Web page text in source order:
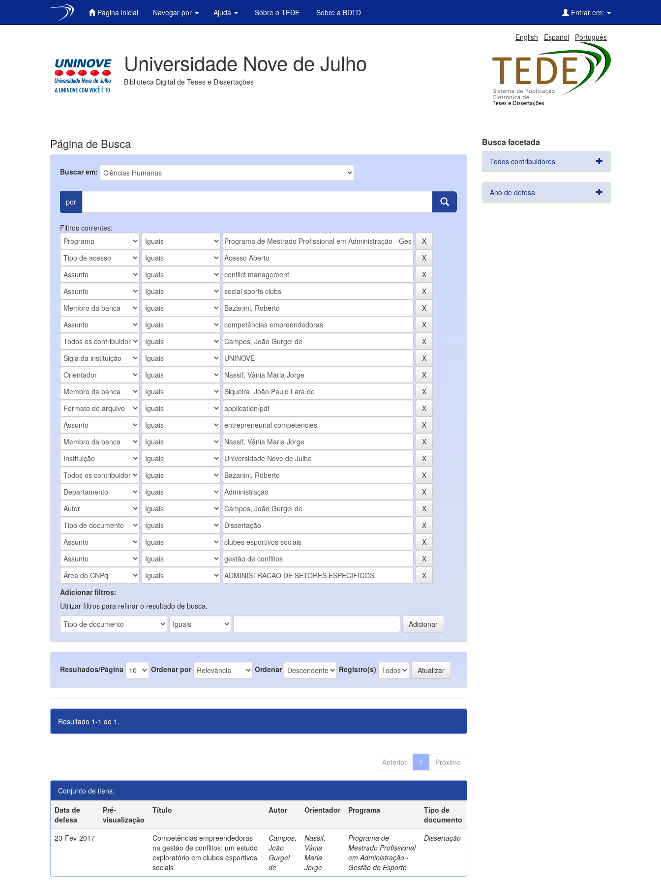
Página inicial Navegar por Ajuda Sobre o TEDE Sobre a BDTD Entrar em:
English Español Português
Universidade Nove de Julho
Biblioteca Digital de Teses e Dissertações
Página de Busca
Buscar em:
por
Filtros correntes:
Adicionar filtros:
Utilizar filtros para refinar o resultado de busca.
Resultados/Página Ordenar por Ordenar Registro(s)
Resultado 1-1 de 1.
Anterior 1 Próximo
Conjunto de itens:
Data de
defesa
Pré-
visualização
Título Autor Orientador Programa
Tipo de
documento
23-Fev-2017
Competências empreendedoras
na gestão de conflitos: um estudo
exploratório em clubes esportivos
sociais
Campos,
João
Gurgel
de
Nassif,
Vânia
Maria
Jorge
Programa de
Mestrado Profissional
em Administração -
Gestão do Esporte
Dissertação
Busca facetada
Todos contribuidores
Ano de defesa